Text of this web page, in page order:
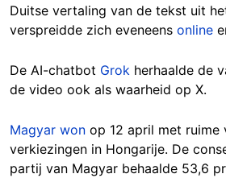
Duitse vertaling van de tekst uit
verspreidde zich eveneens online
De AI-chatbot Grok herhaalde de
de video ook als waarheid op X.
Magyar won op 12 april met ruime
verkiezingen in Hongarije. De
partij van Magyar behaalde 53,6